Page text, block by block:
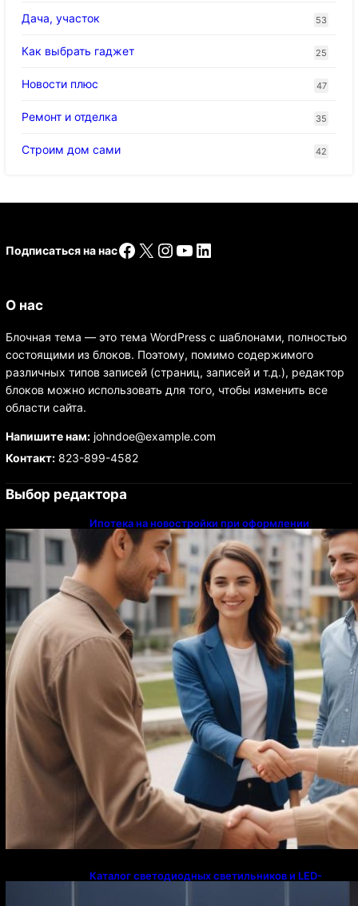
Дача, участок 53
Как выбрать гаджет 25
Новости плюс 47
Ремонт и отделка 35
Строим дом сами 42
Подписаться на насFacebook
X Instagram
YouTube
LinkedIn
О нас
Блочная тема — это тема WordPress с шаблонами, полностью
состоящими из блоков. Поэтому, помимо содержимого
различных типов записей (страниц, записей и т.д.), редактор
блоков можно использовать для того, чтобы изменить все
области сайта.
Напишите нам:johndoe@example.com
Контакт:823-899-4582
Выбор редактора
Ипотека на новостройки при оформлении
напрямую у застройщика
Каталог светодиодных светильников и LED-